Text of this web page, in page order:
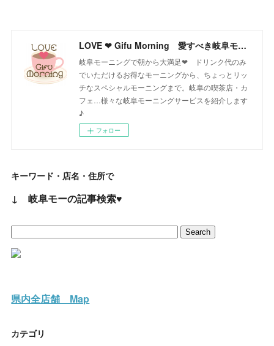
LOVE ❤ Gifu Morning 愛すべき岐阜モーニング♪
岐阜モーニングで朝から大満足❤ ドリンク代のみ
でいただけるお得なモーニングから、ちょっとリッ
チなスペシャルモーニングまで。岐阜の喫茶店・カ
フェ…様々な岐阜モーニングサービスを紹介します
♪
フォロー
キーワード・店名・住所で
↓ 岐阜モーの記事検索♥
県内全店舗 Map
カテゴリ